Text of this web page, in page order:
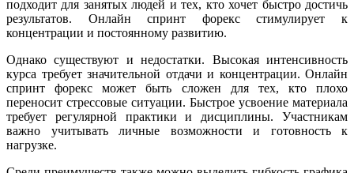
подходит для занятых людей и тех, кто хочет быстро достичь
результатов. Онлайн спринт форекс стимулирует к
концентрации и постоянному развитию.
Однако существуют и недостатки. Высокая интенсивность
курса требует значительной отдачи и концентрации. Онлайн
спринт форекс может быть сложен для тех, кто плохо
переносит стрессовые ситуации. Быстрое усвоение материала
требует регулярной практики и дисциплины. Участникам
важно учитывать личные возможности и готовность к
нагрузке.